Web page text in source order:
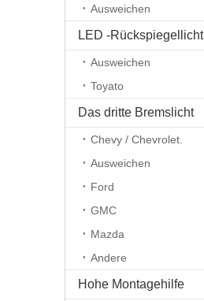
Ausweichen
LED -Rückspiegellicht
Ausweichen
Toyato
Das dritte Bremslicht
Chevy / Chevrolet.
Ausweichen
Ford
GMC
Mazda
Andere
Hohe Montagehilfe